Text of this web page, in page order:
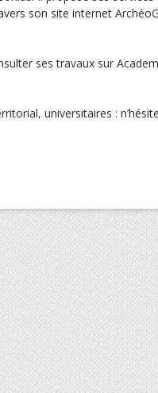
son site internet
ses travaux sur
universitaires :